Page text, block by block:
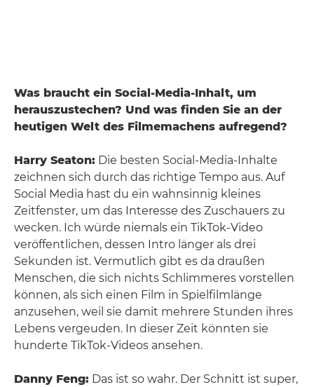
Was braucht ein Social-Media-Inhalt, um
herauszustechen? Und was finden Sie an der
heutigen Welt des Filmemachens aufregend?
Harry Seaton: Die besten Social-Media-Inhalte
zeichnen sich durch das richtige Tempo aus. Auf
Social Media hast du ein wahnsinnig kleines
Zeitfenster, um das Interesse des Zuschauers zu
wecken. Ich würde niemals ein TikTok-Video
veröffentlichen, dessen Intro länger als drei
Sekunden ist. Vermutlich gibt es da draußen
Menschen, die sich nichts Schlimmeres vorstellen
können, als sich einen Film in Spielfilmlänge
anzusehen, weil sie damit mehrere Stunden ihres
Lebens vergeuden. In dieser Zeit könnten sie
hunderte TikTok-Videos ansehen.
Danny Feng: Das ist so wahr. Der Schnitt ist super,